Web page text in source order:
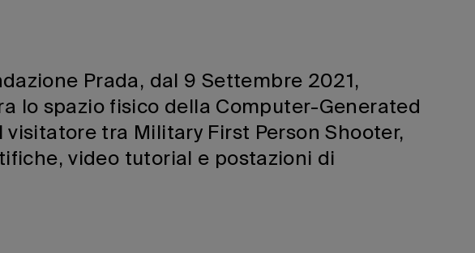
Prada, dal 9 Settembre 2021,
lo spazio fisico della Computer-Generated
visitatore tra Military First Person Shooter,
video tutorial e postazioni di